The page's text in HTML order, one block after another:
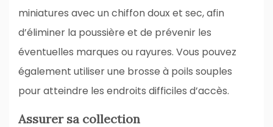
miniatures avec un chiffon doux et sec, afin
d’éliminer la poussière et de prévenir les
éventuelles marques ou rayures. Vous pouvez
également utiliser une brosse à poils souples
pour atteindre les endroits difficiles d’accès.
Assurer sa collection